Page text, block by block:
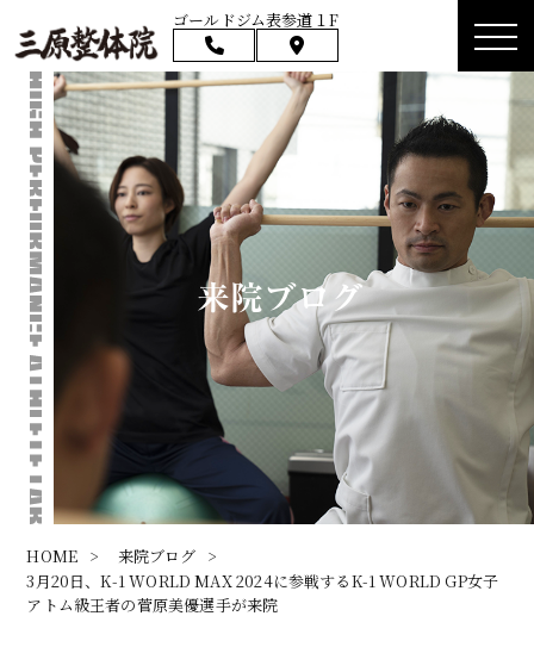
ゴールドジム表参道１F
来院ブログ
HOME > 来院ブログ >
3月20日、K-1 WORLD MAX 2024に参戦するK-1 WORLD GP女子
アトム級王者の菅原美優選手が来院